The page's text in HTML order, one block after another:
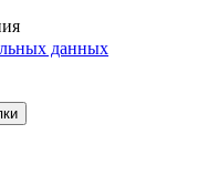
данных